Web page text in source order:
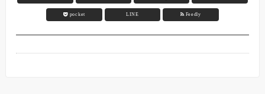
pocket LINE Feedly